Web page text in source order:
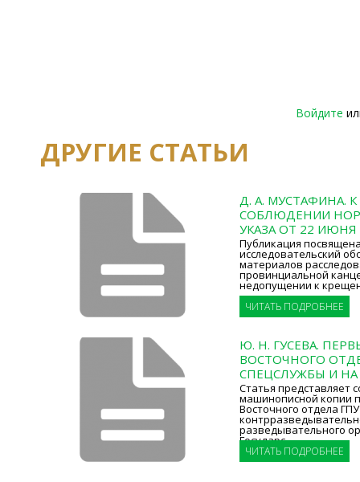
Войдите
ДРУГИЕ СТАТЬИ
Д. А. МУСТАФИНА.
СОБЛЮДЕНИИ
УКАЗА ОТ 22 ИЮНЯ
Публикация
исследовательский
материалов
провинциальной
недопущении к
ЧИТАТЬ ПОДРОБНЕЕ
Ю. Н. ГУСЕВА.
ВОСТОЧНОГО
СПЕЦСЛУЖБЫ И НА
Статья представляет
машинописной копии
Восточного отдела ГПУ
разведывательного
Государс
ЧИТАТЬ ПОДРОБНЕЕ